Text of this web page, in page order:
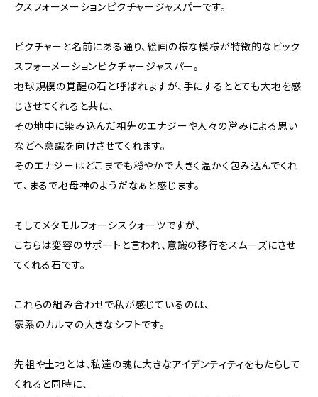
クスフォーメーションピクチャージャスパーです。
ピクチャーと名前にある通り、絵画の様な模様が特徴的なビック
スフォーメーションピクチャージャスパー。
地球規模の覚醒の石と呼ばれますが、手にするととても大地を感
じさせてくれると共に、
その地中に染み込んだ祖先のエナジーや人々の営みによる思い
などへ意識を向けさせてくれます。
そのエナジーはどこまでも穏やかで大きく温かく包み込んでくれ
て、まるで地母神のようだなぁと感じます。
そしてメタモルフォーシスクォーツですが、
こちらは変容のサポートと言われ、意識の移行をスムーズにさせ
てくれる石です。
これらの組み合わせで私が感じているのは、
家系のカルマの大きなシフトです。
先祖や土地とは、私達の魂に大きなアイデンティティをもたらして
くれると同時に、